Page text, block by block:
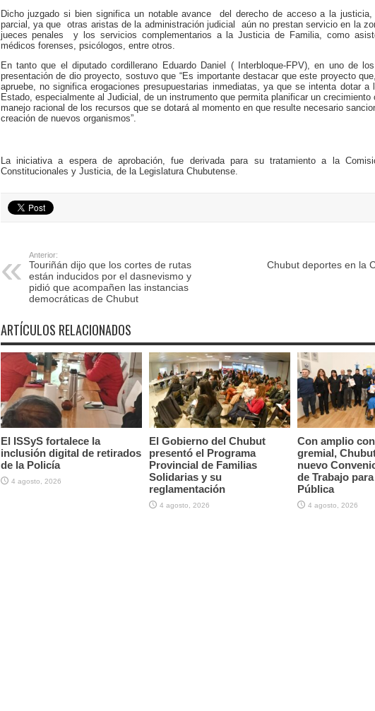
Dicho juzgado si bien significa un notable avance del derecho de acceso a la
parcial, ya que otras aristas de la administración judicial aún no prestan servicio en la
jueces penales y los servicios complementarios a la Justicia de Familia, como
médicos forenses, psicólogos, entre otros.
En tanto que el diputado cordillerano Eduardo Daniel ( Interbloque-FPV), en uno de
presentación de dio proyecto, sostuvo que “Es importante destacar que este proyecto
apruebe, no significa erogaciones presupuestarias inmediatas, ya que se intenta dotar a
Estado, especialmente al Judicial, de un instrumento que permita planificar un crecimiento
manejo racional de los recursos que se dotará al momento en que resulte necesario
creación de nuevos organismos”.
La iniciativa a espera de aprobación, fue derivada para su tratamiento a la
Constitucionales y Justicia, de la Legislatura Chubutense.
Anterior:
Touriñán dijo que los cortes de rutas
están inducidos por el dasnevismo y
pidió que acompañen las instancias
democráticas de Chubut
Chubut deportes en la
ARTÍCULOS RELACIONADOS
El ISSyS fortalece la
inclusión digital de retirados
de la Policía
4 agosto, 2026
El Gobierno del Chubut
presentó el Programa
Provincial de Familias
Solidarias y su
reglamentación
4 agosto, 2026
Con amplio
gremial,
nuevo
de Trabajo
Pública
4 agosto, 2026